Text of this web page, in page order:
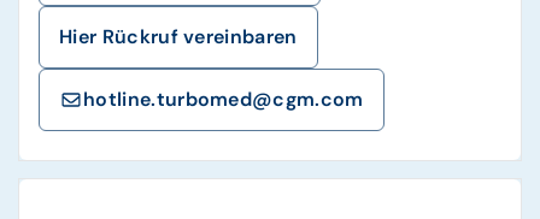
Hier Rückruf vereinbaren
hotline.turbomed@cgm.com